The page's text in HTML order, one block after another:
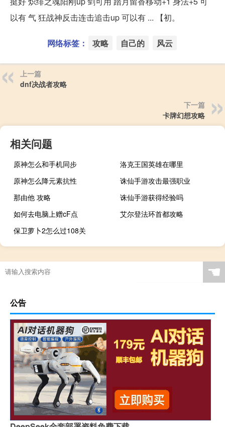
以有 气 狂战神反击连击追击up 可以有 ... 【初。
网络标签： 攻略 自己的 风云
上一篇
dnf决战者攻略
下一篇
卡牌幻想攻略
相关问题
原神怎么和手机同步
洛克王国英雄在哪里
原神怎么降元素抗性
诛仙手游攻击最强职业
那由他 攻略
诛仙手游获得经验吗
如何去电脑上赠cF点
艾尔登法环首都攻略
保卫萝卜2怎么过108关
☚
公告